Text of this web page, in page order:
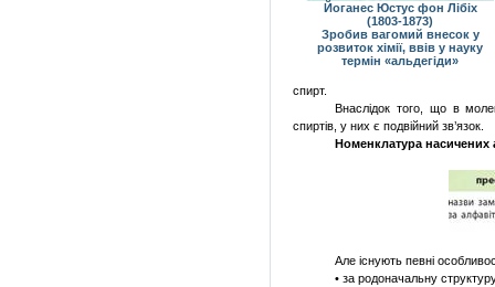
Йоганес Юстус фон Лібіх
(1803-1873)
Зробив вагомий внесок у
розвиток хімії, ввів у науку
термін «альдегіди»
спирт.
Внаслідок того, що в
спиртів, у них є подвійний зв’язок.
Номенклатура насичених
Але існують певні
• за родоначальну